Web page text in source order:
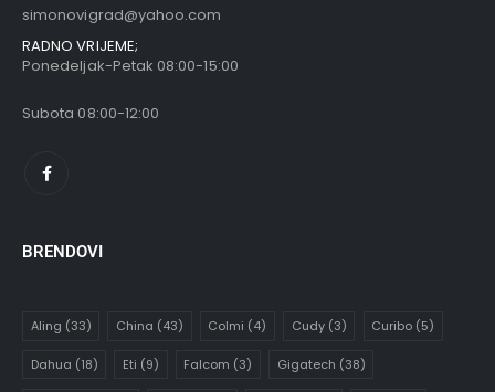
simonovigrad@yahoo.com
RADNO VRIJEME;
Ponedeljak-Petak 08:00-15:00
Subota 08:00-12:00
BRENDOVI
Aling (33) China (43) Colmi (4) Cudy(3) Curibo (5)
Dahua (18) Eti (9) Falcom (3) Gigatech (38)